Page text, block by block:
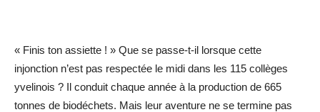
« Finis ton assiette ! » Que se passe-t-il lorsque cette
injonction n’est pas respectée le midi dans les 115 collèges
yvelinois ? Il conduit chaque année à la production de 665
tonnes de biodéchets. Mais leur aventure ne se termine pas